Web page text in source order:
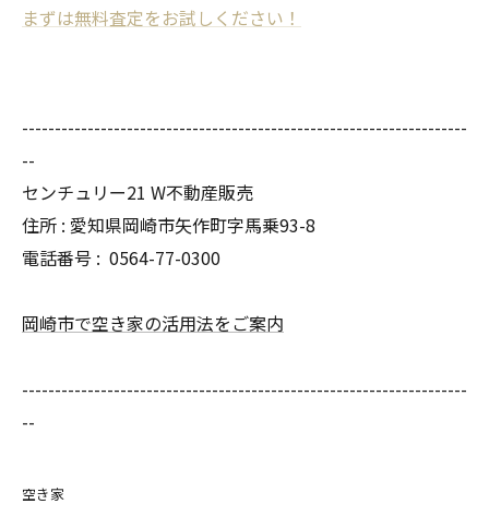
まずは無料査定をお試しください！
--------------------------------------------------------------------
--
センチュリー21 W不動産販売
住所 : 愛知県岡崎市矢作町字馬乗93-8
電話番号 : 0564-77-0300
岡崎市で空き家の活用法をご案内
--------------------------------------------------------------------
--
空き家